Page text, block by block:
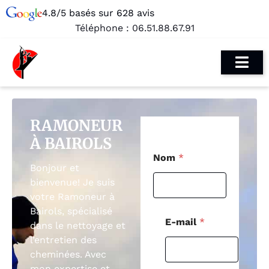
4.8/5 basés sur 628 avis
Téléphone : 06.51.88.67.91
RAMONEUR
À BAIROLS
Bonjour et
bienvenue! Je suis
votre Ramoneur à
Bairols, spécialisé
dans le nettoyage et
l’entretien des
cheminées. Avec
Nom *
E-mail *